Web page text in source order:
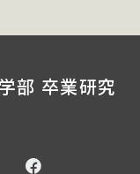
部 卒業研究